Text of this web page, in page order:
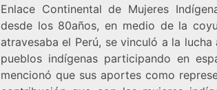
Enlace Continental de Mujeres
desde los 80años, en medio de la
atravesaba el Perú, se vinculó a la
pueblos indígenas participando en
mencionó que sus aportes como